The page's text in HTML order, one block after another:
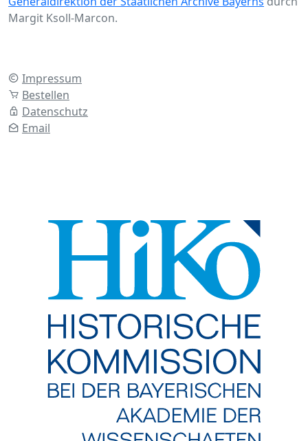
Margit Ksoll-Marcon.
Impressum
Bestellen
Datenschutz
Email